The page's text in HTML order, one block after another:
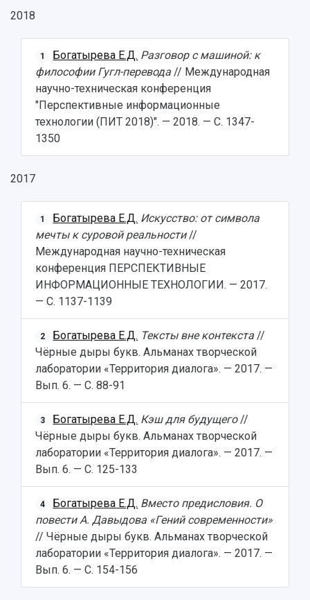
2018
1 Богатырева Е.Д. Разговор с машиной: к
философии Гугл-перевода // Международная
научно-техническая конференция
"Перспективные информационные
технологии (ПИТ 2018)". — 2018. — С. 1347-
1350
2017
1 Богатырева Е.Д. Искусство: от символа
мечты к суровой реальности//
Международная научно-техническая
конференция ПЕРСПЕКТИВНЫЕ
ИНФОРМАЦИОННЫЕ ТЕХНОЛОГИИ. — 2017.
— С. 1137-1139
2 Богатырева Е.Д. Тексты вне контекста//
Чёрные дыры букв. Альманах творческой
лаборатории «Территория диалога». — 2017. —
Вып. 6. — С. 88-91
3 Богатырева Е.Д. Кэш для будущего//
Чёрные дыры букв. Альманах творческой
лаборатории «Территория диалога». — 2017. —
Вып. 6. — С. 125-133
4 Богатырева Е.Д. Вместо предисловия. О
повести А. Давыдова «Гений современности»
// Чёрные дыры букв. Альманах творческой
лаборатории «Территория диалога». — 2017. —
Вып. 6. — С. 154-156